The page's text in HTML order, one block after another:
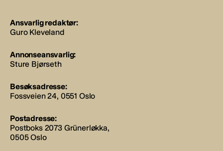
Ansvarlig redaktør:
Guro Kleveland
Annonseansvarlig:
Sture Bjørseth
Besøksadresse:
Fossveien 24, 0551 Oslo
Postadresse:
Postboks 2073 Grünerløkka,
0505 Oslo